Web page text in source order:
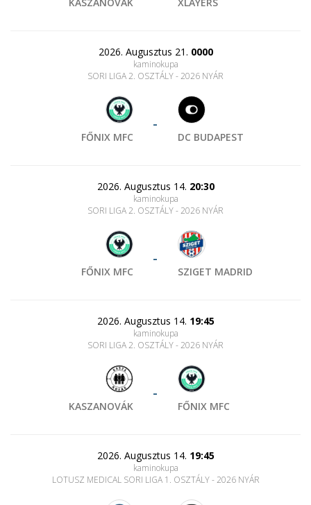
2026. Augusztus 21. 0000
kaminokupa
SORI LIGA 2. OSZTÁLY - 2026 NYÁR
FŐNIX MFC
-
DC BUDAPEST
2026. Augusztus 14. 20:30
kaminokupa
SORI LIGA 2. OSZTÁLY - 2026 NYÁR
FŐNIX MFC
-
SZIGET MADRID
2026. Augusztus 14. 19:45
kaminokupa
SORI LIGA 2. OSZTÁLY - 2026 NYÁR
KASZANOVÁK
-
FŐNIX MFC
2026. Augusztus 14. 19:45
kaminokupa
LOTUSZ MEDICAL SORI LIGA 1. OSZTÁLY - 2026 NYÁR